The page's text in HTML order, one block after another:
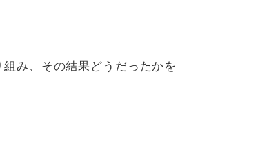
み、その結果どうだったかを